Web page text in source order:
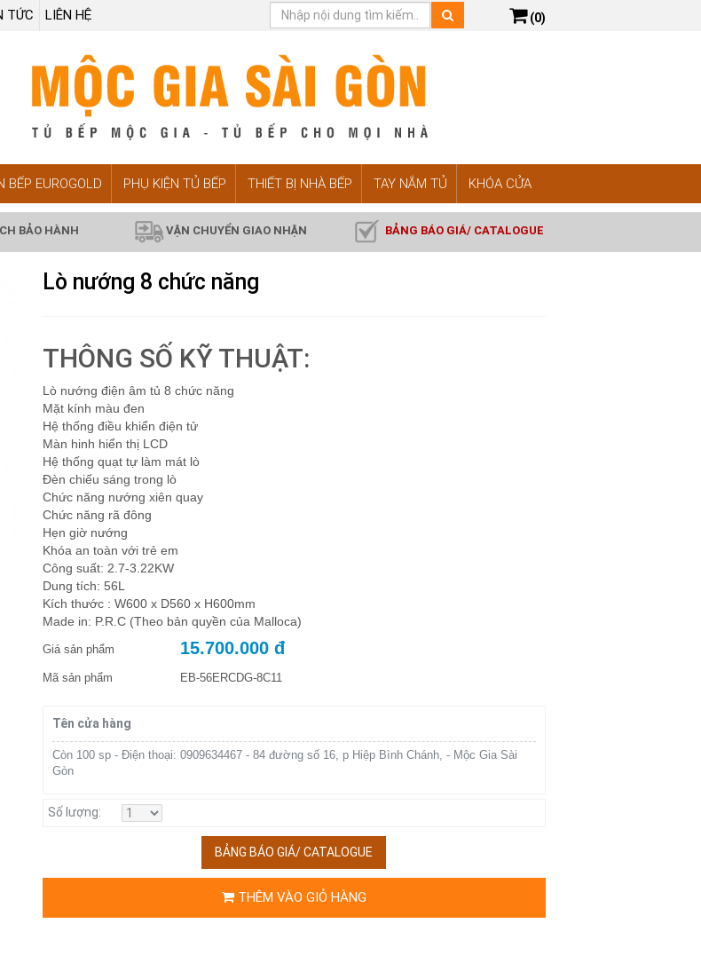
TỨC LIÊN HỆ (0)
BẾP EUROGOLD PHỤ KIỆN TỦ BẾP THIẾT BỊ NHÀ BẾP TAY NẮM TỦ KHÓA CỬA
BẢO HÀNH VẬN CHUYỂN GIAO NHẬN BẢNG BÁO GIÁ/ CATALOGUE
Lò nướng 8 chức năng
THÔNG SỐ KỸ THUẬT:
Lò nướng điện âm tủ 8 chức năng
Mặt kính màu đen
Hệ thống điều khiển điện tử
Màn hinh hiển thị LCD
Hệ thống quạt tự làm mát lò
Đèn chiếu sáng trong lò
Chức năng nướng xiên quay
Chức năng rã đông
Hẹn giờ nướng
Khóa an toàn với trẻ em
Công suất: 2.7-3.22KW
Dung tích: 56L
Kích thước : W600 x D560 x H600mm
Made in: P.R.C (Theo bản quyền của Malloca)
Giá sản phẩm 15.700.000 đ
Mã sản phẩm EB-56ERCDG-8C11
Tên cửa hàng
Còn 100 sp - Điện thoại: 0909634467 - 84 đường số 16, p Hiệp Bình Chánh, - Mộc Gia Sài
Gòn
Số lượng:
BẢNG BÁO GIÁ/ CATALOGUE
THÊM VÀO GIỎ HÀNG